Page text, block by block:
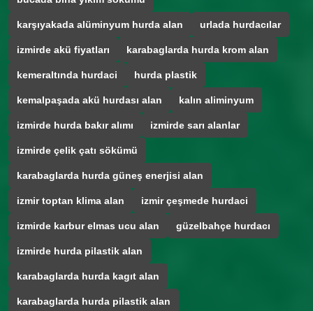
karşıyakada alüminyum hurda alan urlada hurdacılar
izmirde akü fiyatları karabaglarda hurda krom alan
kemeraltında hurdaci hurda plastik
kemalpaşada akü hurdası alan kalın aliminyum
izmirde hurda bakır alımı izmirde sarı alanlar
izmirde çelik çatı sökümü
karabaglarda hurda güneş enerjisi alan
izmir toptan klima alan izmir çeşmede hurdaci
izmirde karbur elmas ucu alan güzelbahçe hurdacı
izmirde hurda pilastik alan
karabaglarda hurda kagıt alan
karabaglarda hurda pilastik alan